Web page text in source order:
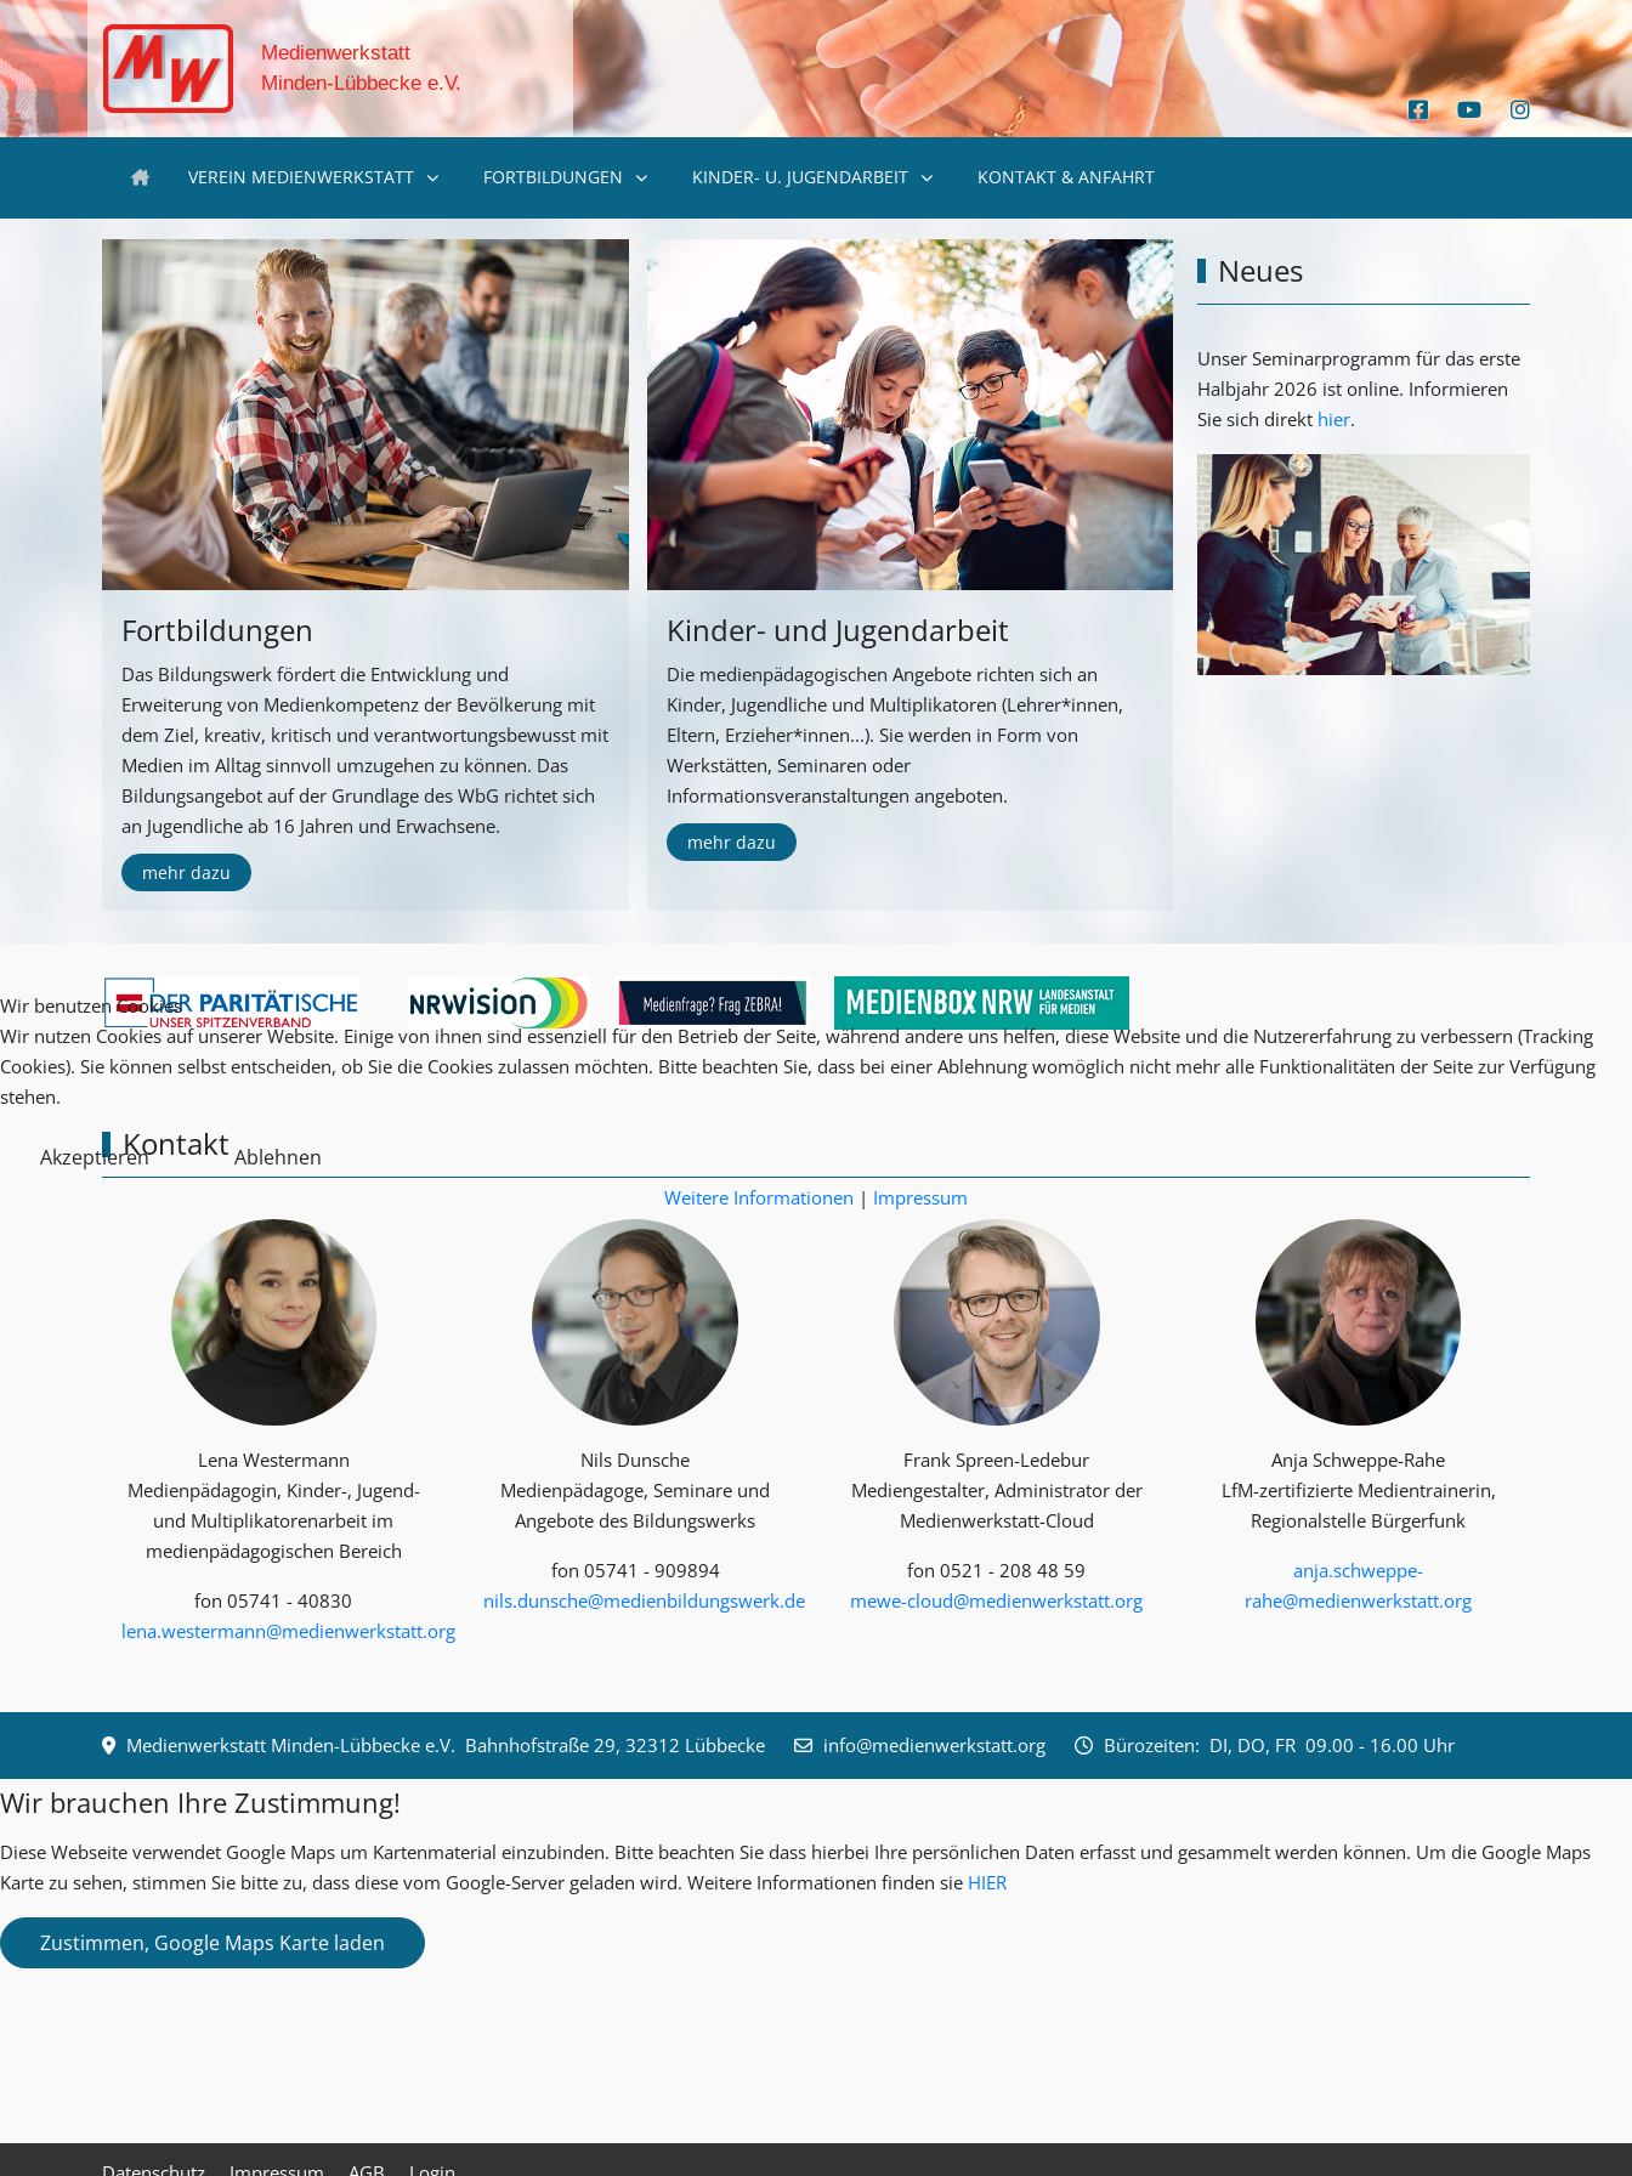
Medienwerkstatt
Minden-Lübbecke e.V.
VEREIN MEDIENWERKSTATT FORTBILDUNGEN KINDER- U. JUGENDARBEIT KONTAKT & ANFAHRT
Fortbildungen
Das Bildungswerk fördert die Entwicklung und
Erweiterung von Medienkompetenz der Bevölkerung mit
dem Ziel, kreativ, kritisch und verantwortungsbewusst mit
Medien im Alltag sinnvoll umzugehen zu können. Das
Bildungsangebot auf der Grundlage des WbG richtet sich
an Jugendliche ab 16 Jahren und Erwachsene.
mehr dazu
Kinder- und Jugendarbeit
Die medienpädagogischen Angebote richten sich an
Kinder, Jugendliche und Multiplikatoren (Lehrer*innen,
Eltern, Erzieher*innen...). Sie werden in Form von
Werkstätten, Seminaren oder
Informationsveranstaltungen angeboten.
mehr dazu
Neues
Unser Seminarprogramm für das erste
Halbjahr 2026 ist online. Informieren
Sie sich direkt hier.
Kontakt
Lena Westermann
Medienpädagogin, Kinder-, Jugend-
und Multiplika­toren­arbeit im
medienpädagogischen Bereich
fon 05741 - 40830
lena.westermann@medienwerkstatt.org
Nils Dunsche
Medienpädagoge, Seminare und
Angebote des Bildungswerks
fon 05741 - 909894
nils.dunsche@medienbildungswerk.de
Frank Spreen-Ledebur
Mediengestalter, Administrator der
Medienwerkstatt-Cloud
fon 0521 - 208 48 59
mewe-cloud@medienwerkstatt.org
Anja Schweppe-Rahe
LfM-zertifizierte Medientrainerin,
Regionalstelle Bürgerfunk
anja.schweppe-
rahe@medienwerkstatt.org
Medienwerkstatt Minden-Lübbecke e.V. Bahnhofstraße 29, 32312 Lübbecke info@medienwerkstatt.org Bürozeiten: DI, DO, FR 09.00 - 16.00 Uhr
Wir brauchen Ihre Zustimmung!
Diese Webseite verwendet Google Maps um Kartenmaterial einzubinden. Bitte beachten Sie dass hierbei Ihre persönlichen Daten erfasst und gesammelt werden können. Um die Google Maps
Karte zu sehen, stimmen Sie bitte zu, dass diese vom Google-Server geladen wird. Weitere Informationen finden sie HIER
Wir benutzen Cookies
Wir nutzen Cookies auf unserer Website. Einige von ihnen sind essenziell für den Betrieb der Seite, während andere uns helfen, diese Website und die Nutzererfahrung zu verbessern (Tracking
Cookies). Sie können selbst entscheiden, ob Sie die Cookies zulassen möchten. Bitte beachten Sie, dass bei einer Ablehnung womöglich nicht mehr alle Funktionalitäten der Seite zur Verfügung
stehen.
Akzeptieren Ablehnen
Weitere Informationen | Impressum